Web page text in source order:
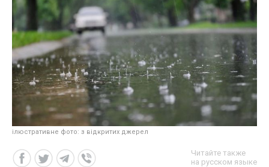
ілюстративне фото: з відкритих джерел
Читайте также
на русском языке